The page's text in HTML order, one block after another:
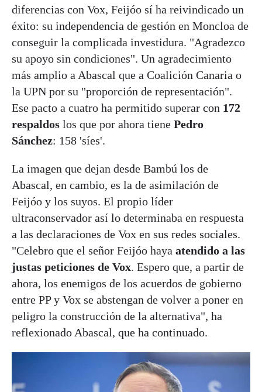
diferencias con Vox, Feijóo sí ha reivindicado un
éxito: su independencia de gestión en Moncloa de
conseguir la complicada investidura. "Agradezco
su apoyo sin condiciones". Un agradecimiento
más amplio a Abascal que a Coalición Canaria o
la UPN por su "proporción de representación".
Ese pacto a cuatro ha permitido superar con 172
respaldos los que por ahora tiene Pedro
Sánchez: 158 'síes'.
La imagen que dejan desde Bambú los de
Abascal, en cambio, es la de asimilación de
Feijóo y los suyos. El propio líder
ultraconservador así lo determinaba en respuesta
a las declaraciones de Vox en sus redes sociales.
"Celebro que el señor Feijóo haya atendido a las
justas peticiones de Vox. Espero que, a partir de
ahora, los enemigos de los acuerdos de gobierno
entre PP y Vox se abstengan de volver a poner en
peligro la construcción de la alternativa", ha
reflexionado Abascal, que ha continuado.